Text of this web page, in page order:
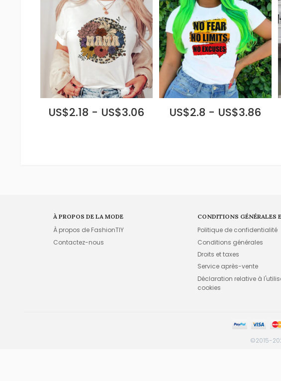
US$2.18 - US$3.06 US$2.8 - US$3.86
À PROPOS DE LA MODE
À propos de FashionTIY
Contactez-nous
CONDITIONS GÉNÉRALES
Politique de confidentialité
Conditions générales
Droits et taxes
Service après-vente
Déclaration relative à
cookies
©2015-